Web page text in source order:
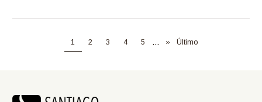
1 2 3 4 5 ... » Último